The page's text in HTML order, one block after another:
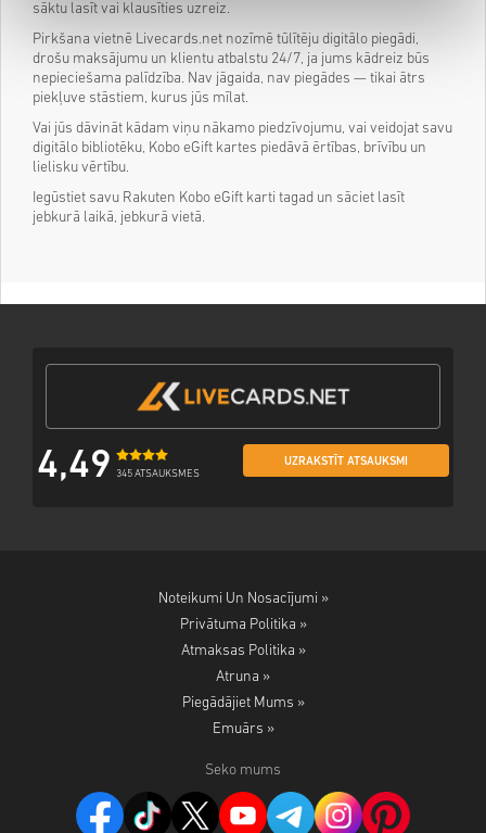
sāktu lasīt vai klausīties uzreiz.
Pirkšana vietnē Livecards.net nozīmē tūlītēju digitālo piegādi,
drošu maksājumu un klientu atbalstu 24/7, ja jums kādreiz būs
nepieciešama palīdzība. Nav jāgaida, nav piegādes — tikai ātrs
piekļuve stāstiem, kurus jūs mīlat.
Vai jūs dāvināt kādam viņu nākamo piedzīvojumu, vai veidojat savu
digitālo bibliotēku, Kobo eGift kartes piedāvā ērtības, brīvību un
lielisku vērtību.
Iegūstiet savu Rakuten Kobo eGift karti tagad un sāciet lasīt
jebkurā laikā, jebkurā vietā.
4,49 345 ATSAUKSMES
UZRAKSTĪT ATSAUKSMI
Noteikumi Un Nosacījumi »
Privātuma Politika »
Atmaksas Politika »
Atruna »
Piegādājiet Mums »
Emuārs »
Seko mums